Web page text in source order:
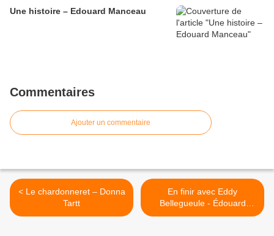
Une histoire – Edouard Manceau
Commentaires
Ajouter un commentaire
< Le chardonneret – Donna
Tartt
En finir avec Eddy
Bellegueule - Édouard
Louis >